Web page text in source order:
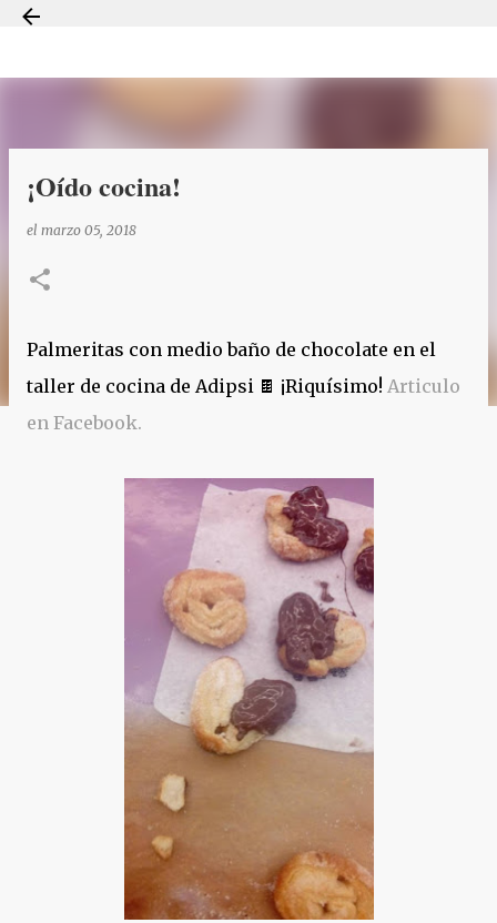
¡Oído cocina!
el marzo 05, 2018
Palmeritas con medio baño de chocolate en el
taller de cocina de Adipsi 🍫 ¡Riquísimo! Articulo
en Facebook.